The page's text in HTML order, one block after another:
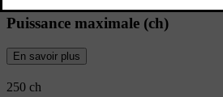
Puissance maximale (ch)
En savoir plus
250 ch